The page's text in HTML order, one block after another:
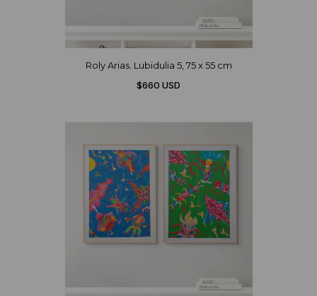
Roly Arias. Lubidulia 5, 75 x 55 cm
$660 USD